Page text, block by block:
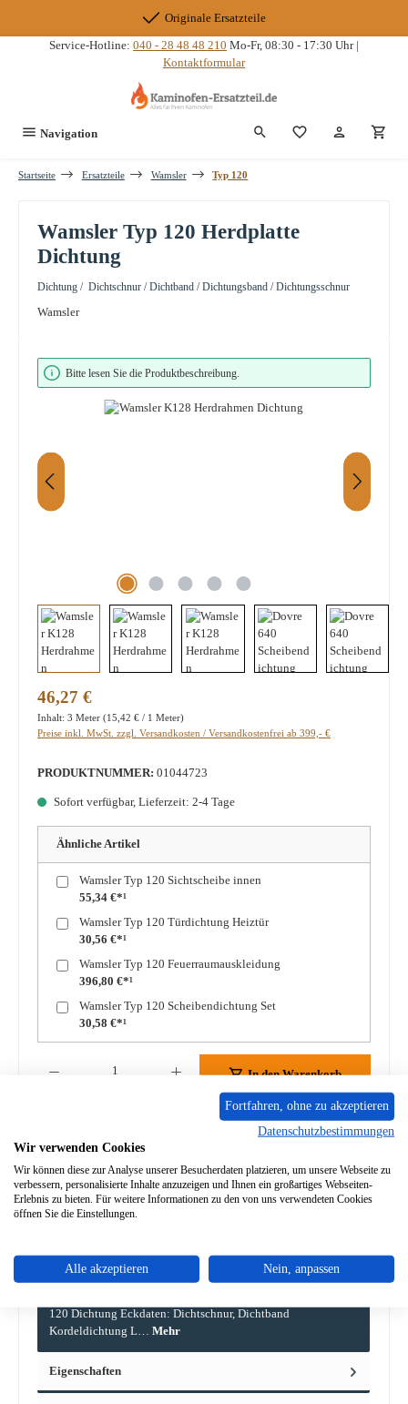
Originale Ersatzteile
Service-Hotline: 040 - 28 48 48 210 Mo-Fr, 08:30 - 17:30 Uhr |
Kontaktformular
Navigation Du hast 0
Startseite Ersatzteile Wamsler Typ 120
Wamsler Typ 120 Herdplatte
Dichtung
Dichtung / Dichtschnur / Dichtband / Dichtungsband / Dichtungsschnur
Wamsler
Bildergalerie überspringen
Bitte lesen Sie die Produktbeschreibung.
Regulärer Preis:
46,27 €
Inhalt: 3 Meter (15,42 € / 1 Meter)
Preise inkl. MwSt. zzgl. Versandkosten / Versandkostenfrei ab 399,- €
PRODUKTNUMMER: 01044723
Sofort verfügbar, Lieferzeit: 2-4 Tage
Ähnliche Artikel
Wamsler Typ 120 Sichtscheibe innen
55,34 €*¹
Wamsler Typ 120 Türdichtung Heiztür
30,56 €*¹
Wamsler Typ 120 Feuerraumauskleidung
396,80 €*¹
Wamsler Typ 120 Scheibendichtung Set
30,58 €*¹
In den Warenkorb
Frage zum Produkt
Beschreibung
120 Dichtung Eckdaten: Dichtschnur, Dichtband
Kordeldichtung L… Mehr
Eigenschaften
Fortfahren, ohne zu akzeptieren
Datenschutzbestimmungen
Wir verwenden Cookies
Wir können diese zur Analyse unserer Besucherdaten platzieren, um unsere Webseite zu
verbessern, personalisierte Inhalte anzuzeigen und Ihnen ein großartiges Webseiten-
Erlebnis zu bieten. Für weitere Informationen zu den von uns verwendeten Cookies
öffnen Sie die Einstellungen.
Alle akzeptieren Nein, anpassen